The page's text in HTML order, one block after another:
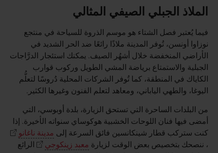
الملاذ الجبلي الصيفي المثالي
فيما يُعتبر فصل الشتاء هو موسم الذروة للسياحة في منتجع
نوزاوا أونسن، تُوفر المدينة ملاذًا رائعًا ضد الحر الشديد في
الأراضي المنخفضة خلال أشهُر الصيف. يمكنك استئجار الدرَّاجات
الجبلية والاستمتاع برياضة المشي الطويل وركوب قوارب
الكاياك في المنطقة، كما تُوفر الشركات المحلية دُروسًا لتعلُّم
اليوغا، والطهي الياباني، ومعاهد لتعلم الفنون وغيرها الكثير.
من البلدات الساحرة التي تستحق الزيارة، بلدة أوبوسي، التي
أمضى فيها فنان اللوحات الخشبية هوكوساي سنواته الأخيرة. إذا
كنت ستركب قطار شينكانسين فائق السرعة إلى مدينة ناغانو
، ننصحك بتخصيص بعض الوقت لزيارة معبد زينكوجي
الرائع